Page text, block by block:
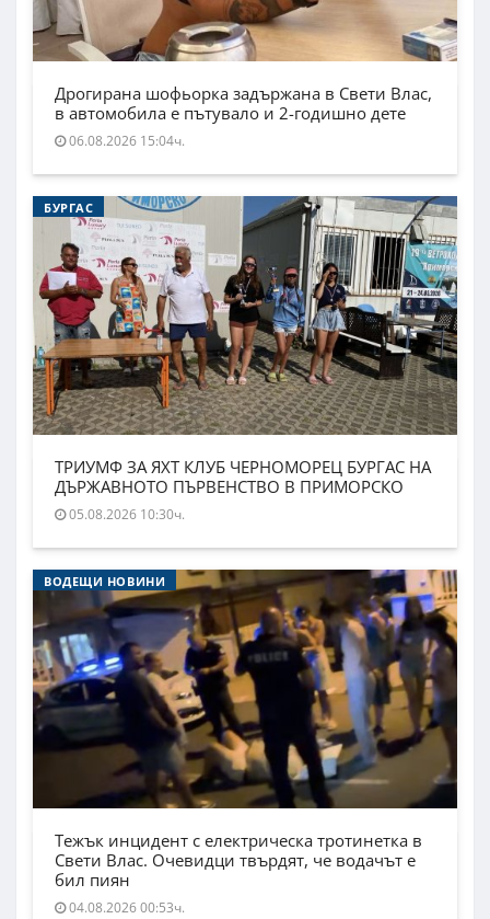
Дрогирана шофьорка задържана в Свети Влас,
в автомобила е пътувало и 2-годишно дете
06.08.2026 15:04ч.
БУРГАС
ТРИУМФ ЗА ЯХТ КЛУБ ЧЕРНОМОРЕЦ БУРГАС НА
ДЪРЖАВНОТО ПЪРВЕНСТВО В ПРИМОРСКО
05.08.2026 10:30ч.
ВОДЕЩИ НОВИНИ
Тежък инцидент с електрическа тротинетка в
Свети Влас. Очевидци твърдят, че водачът е
бил пиян
04.08.2026 00:53ч.